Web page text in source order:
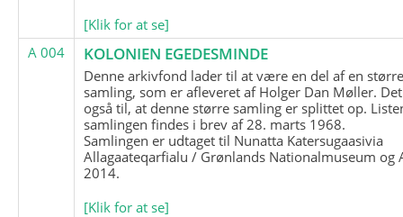
[Klik for at se]
A 004
KOLONIEN EGEDESMINDE
Denne arkivfond lader til at være en del af en
samling, som er afleveret af Holger Dan Møller.
også til, at denne større samling er splittet op.
samlingen findes i brev af 28. marts 1968.
Samlingen er udtaget til Nunatta Katersugaasivia
Allagaateqarfialu / Grønlands Nationalmuseum og
2014.
[Klik for at se]